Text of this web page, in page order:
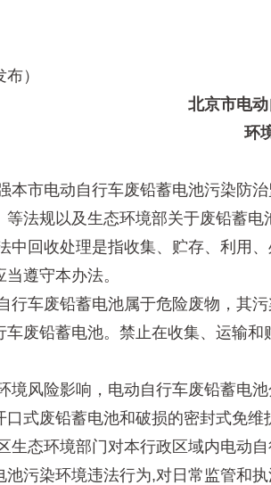
）
北京市电
环
本市电动自行车废铅蓄电池污染防
等法规以及生态环境部关于废铅蓄
中回收处理是指收集、贮存、利用
遵守本办法。
行车废铅蓄电池属于危险废物，其
车废铅蓄电池。禁止在收集、运输
境风险影响，电动自行车废铅蓄电
口式废铅蓄电池和破损的密封式免
生态环境部门对本行政区域内电动
池污染环境违法行为,对日常监管和